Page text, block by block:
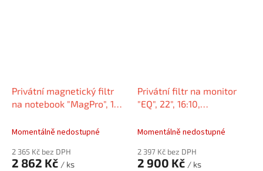
Privátní magnetický filtr
na notebook "MagPro", 16",
odnímatelný, KENSINGTON
Momentálně nedostupné
2 365 Kč bez DPH
2 862 Kč / ks
Privátní filtr na monitor
"EQ", 22", 16:10,
KENSINGTON
Momentálně nedostupné
2 397 Kč bez DPH
2 900 Kč / ks